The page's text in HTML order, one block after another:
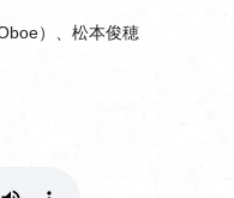
）、松本俊穂